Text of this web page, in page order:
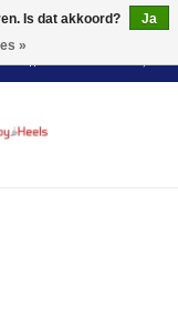
0 Artikelen - €0,00
Is dat akkoord?
Ja
»